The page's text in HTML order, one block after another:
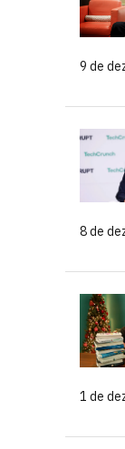
9 de
8 de
1 de